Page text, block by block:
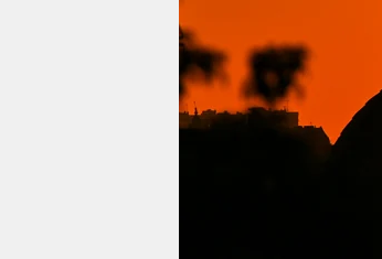
shop
fragen & hilfe
unterstützen